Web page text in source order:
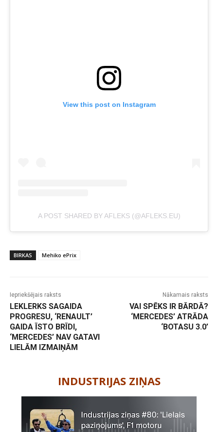
View this post on Instagram
A POST SHARED BY AFLEKS (@AFLEKS.EU)
BIRKAS Mehiko ePrix
Iepriekšējais raksts
LEKLERKS SAGAIDA
PROGRESU, ‘RENAULT’
GAIDA ĪSTO BRĪDI,
‘MERCEDES’ NAV GATAVI
LIELĀM IZMAIŅĀM
Nākamais raksts
VAI SPĒKS IR BĀRDĀ?
‘MERCEDES’ ATRĀDA
‘BOTASU 3.0’
INDUSTRIJAS ZIŅAS